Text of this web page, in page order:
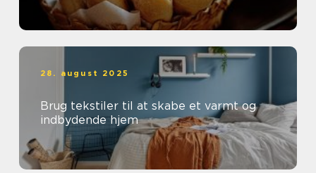
28. august 2025
Brug tekstiler til at skabe et varmt og
indbydende hjem